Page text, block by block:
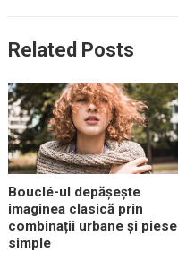
Related Posts
Bouclé-ul depășește
imaginea clasică prin
combinații urbane și piese
simple